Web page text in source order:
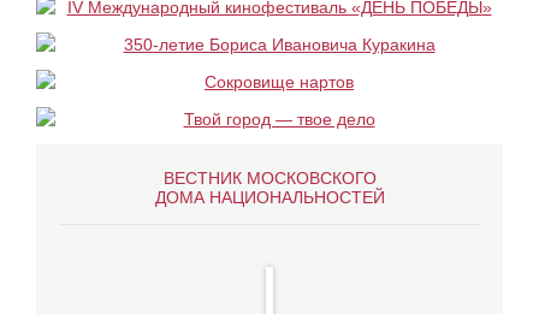
ВЕСТНИК МОСКОВСКОГО
ДОМА НАЦИОНАЛЬНОСТЕЙ